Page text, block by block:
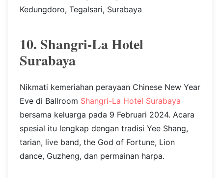
Februari 2024.
bersiaplah untuk melakoni petualangan rasa
hidangan meriah khas Imlek ditemani hiburan
dengan melakukan reservasi lewat
@fourpointssurabaya.